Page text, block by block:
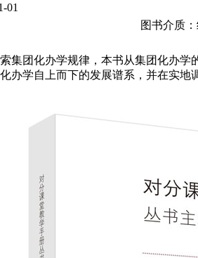
01
图书介质
集团化办学规律，本书从集团化办学
办学自上而下的发展谱系，并在实地